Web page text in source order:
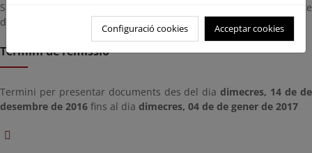
Sus comentarios y observaciones pueden remitirlas a la siguiente
dirección de correo electrónico bzn-sgcacc@magrama.es
Termini de remissió
Termini per presentar documents des del diadimecres, 14 de de
desembre de 2016 fins al dia dimecres, 04 de de gener de 2017
Configuració cookies Acceptar cookies